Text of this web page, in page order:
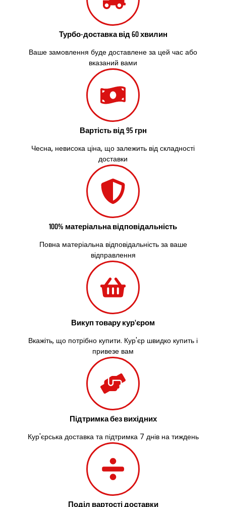
Турбо-доставка від 60 хвилин
Ваше замовлення буде доставлене за цей час або
вказаний вами
Вартість від 95 грн
Чесна, невисока ціна, що залежить від складності
доставки
100% матеріальна відповідальність
Повна матеріальна відповідальність за ваше
відправлення
Викуп товару кур'єром
Вкажіть, що потрібно купити. Кур'єр швидко купить і
привезе вам
Підтримка без вихідних
Кур'єрська доставка та підтримка 7 днів на тиждень
Поділ вартості доставки
Сокільники
Світловодськ
Українка
Верхнедніпровськ
Вільнянськ
Вінниця
Яготин